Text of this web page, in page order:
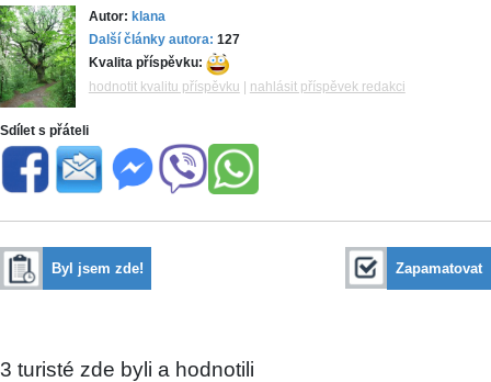
Autor: klana
Další články autora: 127
Kvalita příspěvku:
hodnotit kvalitu příspěvku
nahlásit příspěvek redakci
Sdílet s přáteli
Byl jsem zde! Zapamatovat
3 turisté zde byli a hodnotili